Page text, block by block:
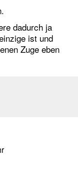
dadurch ja
ist und
Zuge eben